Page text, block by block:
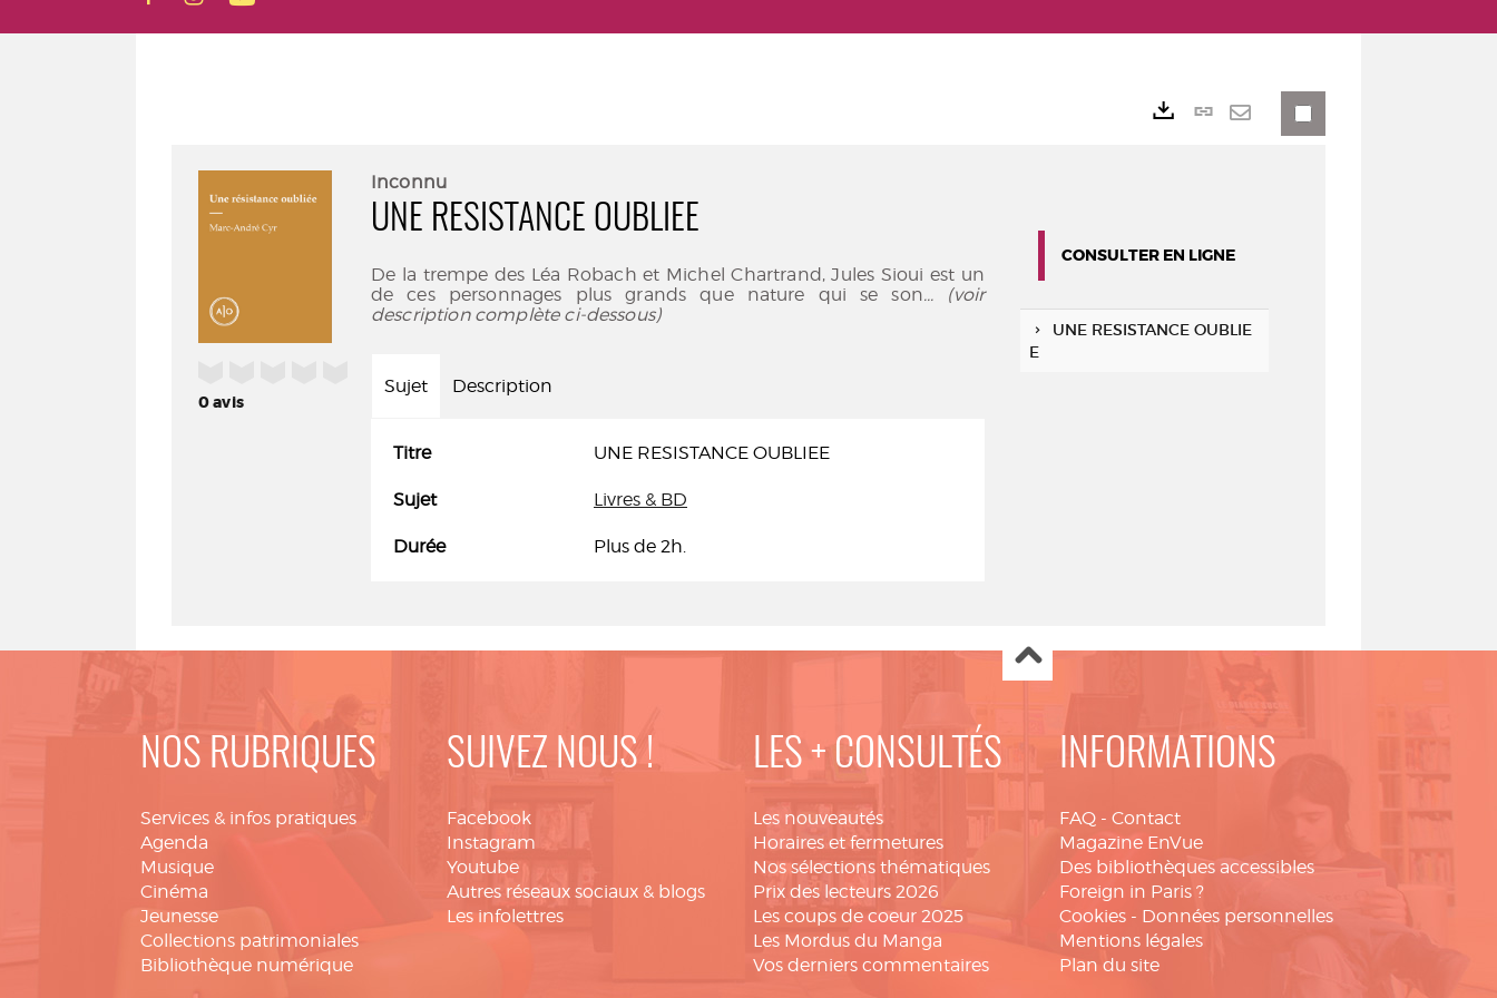
0avis
Inconnu
UNE RESISTANCE OUBLIEE
De la trempe des Léa Robach et Michel Chartrand, Jules Sioui est un
de ces personnages plus grands que nature qui se son... (voir
description complète ci-dessous)
Sujet Description
Titre UNE RESISTANCE OUBLIEE
Sujet Livres & BD
Durée Plus de 2h.
Lien
CONSULTER EN LIGNE
UNE RESISTANCE OUBLIE
E
NOS RUBRIQUES
Services & infos pratiques
Agenda
Musique
Cinéma
Jeunesse
Collections patrimoniales
Bibliothèque numérique
SUIVEZ NOUS !
Facebook
Instagram
Youtube
Autres réseaux sociaux & blogs
Les infolettres
LES + CONSULTÉS
Les nouveautés
Horaires et fermetures
Nos sélections thématiques
Prix des lecteurs 2026
Les coups de coeur 2025
Les Mordus du Manga
Vos derniers commentaires
INFORMATIONS
FAQ - Contact
Magazine EnVue
Des bibliothèques accessibles
Foreign in Paris ?
Cookies - Données personnelles
Mentions légales
Plan du site